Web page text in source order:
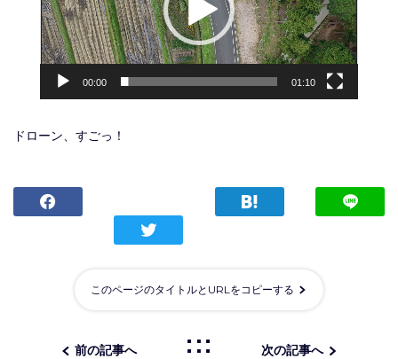
レ
ー
ー
00:00 01:10
ドローン、すごっ！
このページのタイトルとURLをコピーする
前の記事へ 次の記事へ